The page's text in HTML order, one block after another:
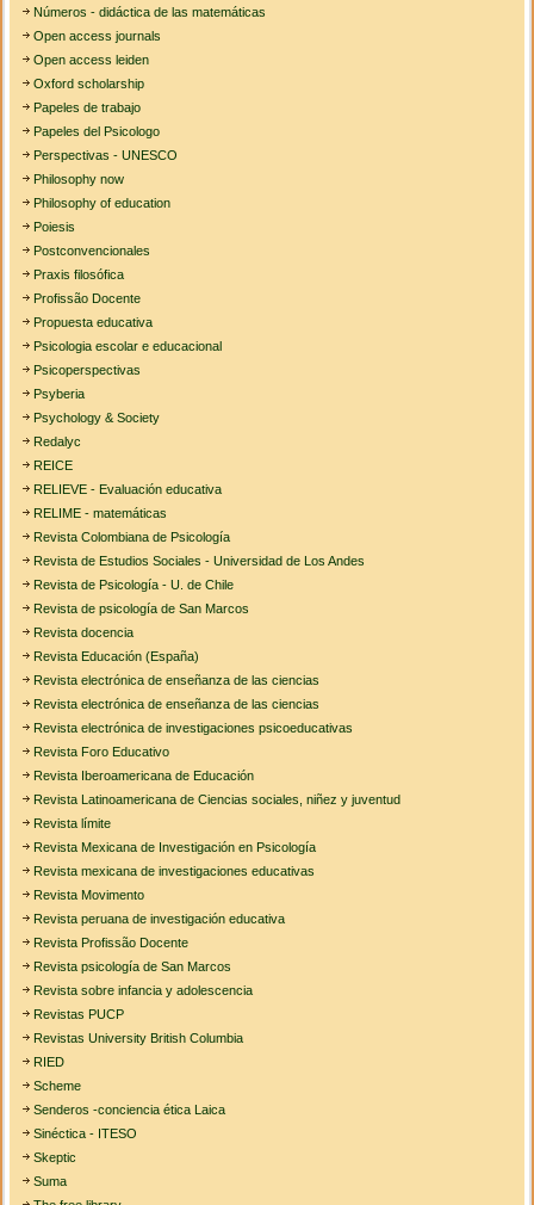
Números - didáctica de las matemáticas
Open access journals
Open access leiden
Oxford scholarship
Papeles de trabajo
Papeles del Psicologo
Perspectivas - UNESCO
Philosophy now
Philosophy of education
Poiesis
Postconvencionales
Praxis filosófica
Profissão Docente
Propuesta educativa
Psicologia escolar e educacional
Psicoperspectivas
Psyberia
Psychology & Society
Redalyc
REICE
RELIEVE - Evaluación educativa
RELIME - matemáticas
Revista Colombiana de Psicología
Revista de Estudios Sociales - Universidad de Los Andes
Revista de Psicología - U. de Chile
Revista de psicología de San Marcos
Revista docencia
Revista Educación (España)
Revista electrónica de enseñanza de las ciencias
Revista electrónica de enseñanza de las ciencias
Revista electrónica de investigaciones psicoeducativas
Revista Foro Educativo
Revista Iberoamericana de Educación
Revista Latinoamericana de Ciencias sociales, niñez y juventud
Revista límite
Revista Mexicana de Investigación en Psicología
Revista mexicana de investigaciones educativas
Revista Movimento
Revista peruana de investigación educativa
Revista Profissão Docente
Revista psicología de San Marcos
Revista sobre infancia y adolescencia
Revistas PUCP
Revistas University British Columbia
RIED
Scheme
Senderos -conciencia ética Laica
Sinéctica - ITESO
Skeptic
Suma